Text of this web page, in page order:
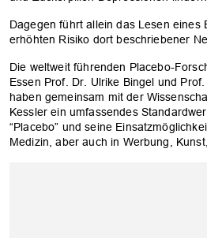
Dagegen führt allein das Lesen eines
erhöhten Risiko dort beschriebener
Die weltweit führenden Placebo-
Essen Prof. Dr. Ulrike Bingel und
haben gemeinsam mit der
Kessler ein umfassendes
“Placebo” und seine
Medizin, aber auch in Werbung,